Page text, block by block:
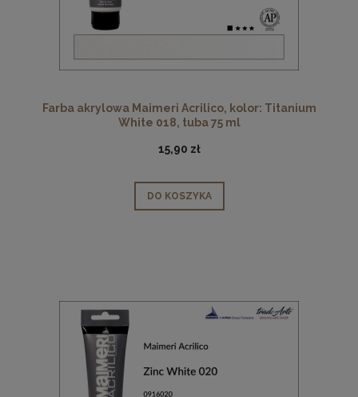
Farba akrylowa Maimeri Acrilico, kolor: Titanium
White 018, tuba 75 ml
15,90 zł
DO KOSZYKA